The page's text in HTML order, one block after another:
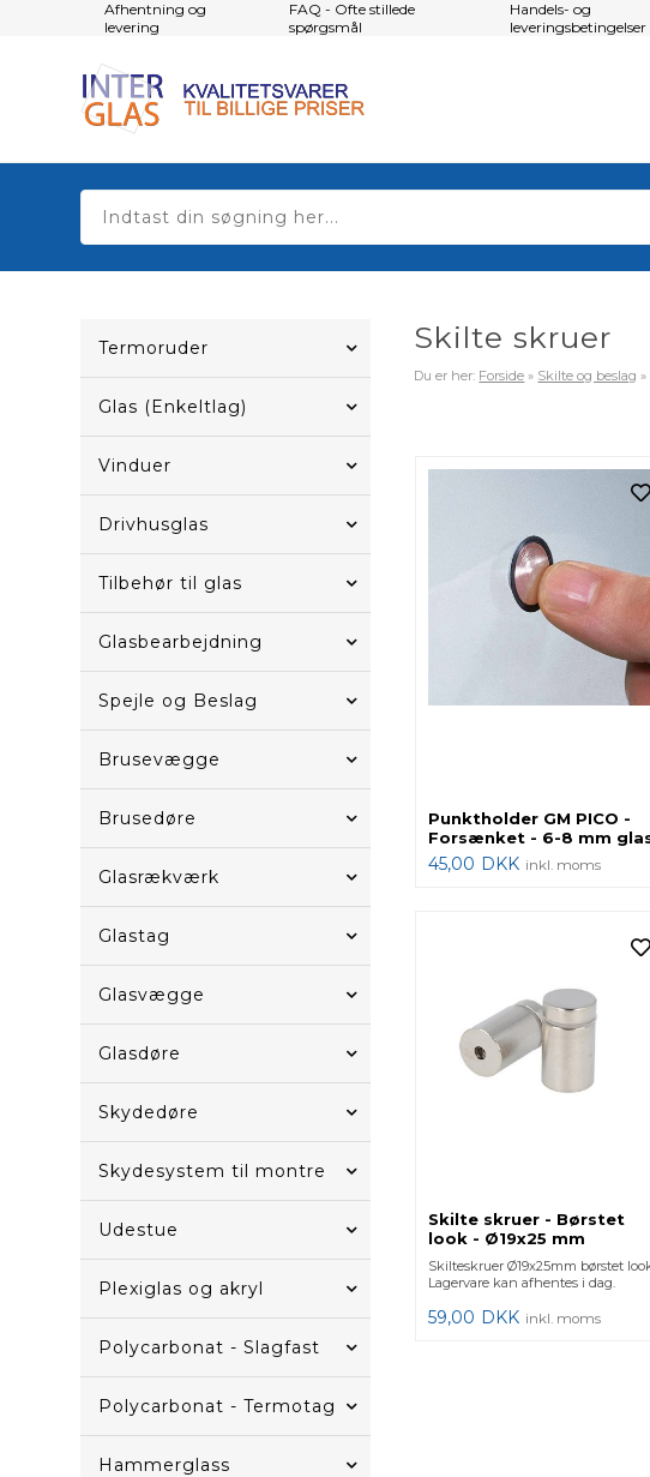
Afhentning og
levering
FAQ - Ofte stillede
spørgsmål
Handels- og
leveringsbetingelser
Termoruder
Glas (Enkeltlag)
Vinduer
Drivhusglas
Tilbehør til glas
Glasbearbejdning
Spejle og Beslag
Brusevægge
Brusedøre
Glasrækværk
Glastag
Glasvægge
Glasdøre
Skydedøre
Skydesystem til montre
Udestue
Plexiglas og akryl
Polycarbonat - Slagfast
Polycarbonat - Termotag
Hammerglass
Skilte skruer
Du er her: Forside » Skilte og beslag »
Punktholder GM PICO -
Forsænket - 6-8 mm
45,00 DKK inkl. moms
Skilte skruer - Børstet
look - Ø19x25 mm
Skilteskruer Ø19x25mm børstet
Lagervare kan afhentes i dag.
59,00 DKK inkl. moms